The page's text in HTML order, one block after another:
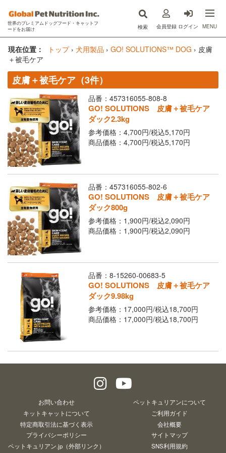
世界のプレミアムドッグフード・キャットフ
ードをお届け
検索 会員登録 ログイン
now fresh(ナウフレッシュ)
GO!SOLUTIONS(ゴー)
キットキャット
フードを探す
オンライン購入
コラム
原材料ハンドブック
Instagram
Youtubeチャネル
よくあるご質問 お問い合わせ
MENU
現在位置： トップ› 犬用製品 › GO! SOLUTIONS™ DOG › 皮膚
＋被毛ケア
皮膚＋被毛ケア（3件）
品番：457316055-808-8
GO! SOLUTIONS 皮膚＋被毛ケア
ダック2.3kg
参考価格：4,700円/税込5,170円
商品価格：4,700円/税込5,170円
品番：457316055-802-6
GO! SOLUTIONS 皮膚＋被毛ケア
ダック800g
参考価格：1,900円/税込2,090円
商品価格：1,900円/税込2,090円
品番：8-15260-00683-5
GO! SOLUTIONS 皮膚＋被毛ケア
ダック9.98kg
参考価格：17,000円/税込18,700円
商品価格：17,000円/税込18,700円
お問い合わせ
ペットキュリアンについて
キットキャットについて
ご利用ガイド
特定商取引法に基づく表示
会社概要
プライバシーポリシー
サイトマップ
ペットキュリアン.jp（外部リンク）
SNS利用規約